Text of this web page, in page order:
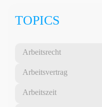
TOPICS
Arbeitsrecht
Arbeitsvertrag
Arbeitszeit